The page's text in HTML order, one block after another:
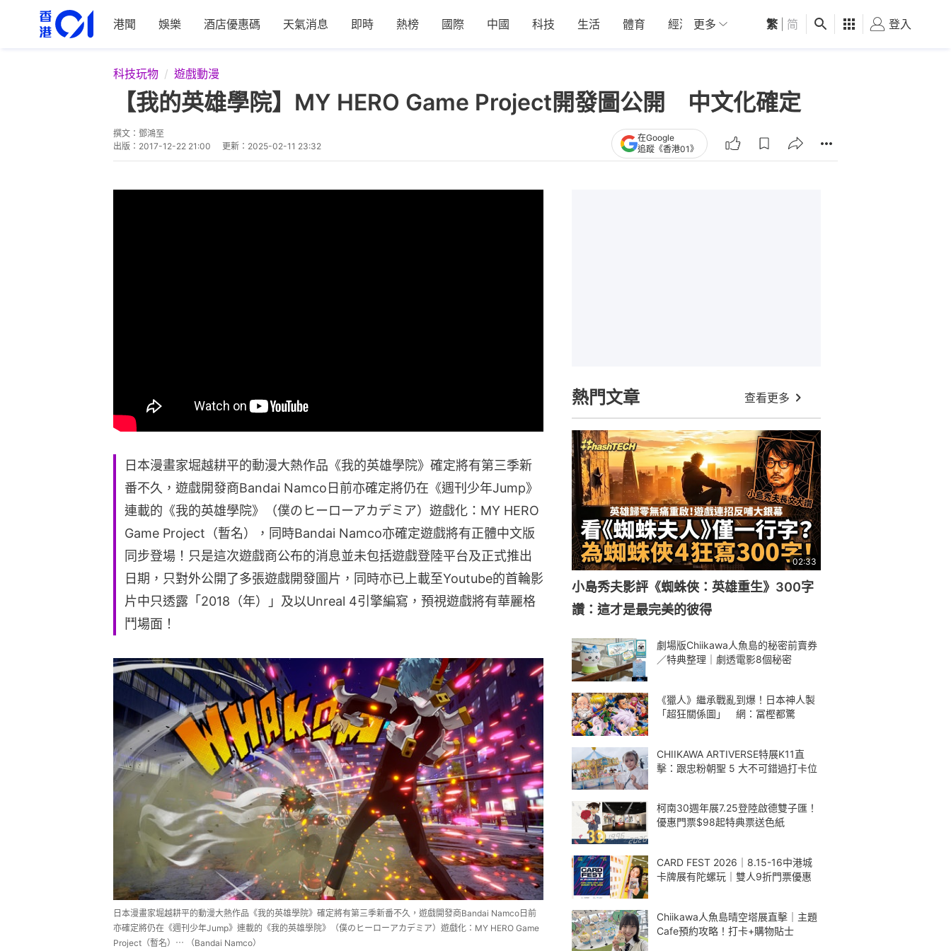
港聞 娛樂 酒店優惠碼 天氣消息 即時 熱榜 國際 中國 科技 生活 體育 經濟 01深圳 觀點 健康 好食玩飛
更多 繁 简 登入
科技玩物 遊戲動漫
【我的英雄學院】MY HERO Game Project開發圖公開 中文化確定
撰文： 鄧鴻至
出版： 2017-12-22 21:00 更新： 2025-02-11 23:32
在Google
追蹤《香港01》
日本漫畫家堀越耕平的動漫大熱作品《我的英雄學院》確定將有第三季新
番不久，遊戲開發商Bandai Namco日前亦確定將仍在《週刊少年Jump》
連載的《我的英雄學院》（僕のヒーローアカデミア）遊戲化：MY HERO
Game Project（暫名），同時Bandai Namco亦確定遊戲將有正體中文版
同步登場！只是這次遊戲商公布的消息並未包括遊戲登陸平台及正式推出
日期，只對外公開了多張遊戲開發圖片，同時亦已上載至Youtube的首輪影
片中只透露「2018（年）」及以Unreal 4引擎編寫，預視遊戲將有華麗格
鬥場面！
日本漫畫家堀越耕平的動漫大熱作品《我的英雄學院》確定將有第三季新番不久，遊戲開發商Bandai Namco日前
亦確定將仍在《週刊少年Jump》連載的《我的英雄學院》（僕のヒーローアカデミア）遊戲化：MY HERO Game
Project（暫名）⋯ （Bandai Namco）
熱門文章 查看更多
02:33
小島秀夫影評《蜘蛛俠：英雄重生》300字
讚：這才是最完美的彼得
劇場版Chiikawa人魚島的秘密前賣券
／特典整理｜劇透電影8個秘密
《獵人》繼承戰亂到爆！日本神人製
「超狂關係圖」 網：冨樫都驚
CHIIKAWA ARTIVERSE特展K11直
擊：跟忠粉朝聖 5 大不可錯過打卡位
柯南30週年展7.25登陸啟德雙子匯！
優惠門票$98起特典票送色紙
CARD FEST 2026｜8.15-16中港城
卡牌展有陀螺玩｜雙人9折門票優惠
Chiikawa人魚島晴空塔展直擊｜主題
Cafe預約攻略！打卡+購物貼士